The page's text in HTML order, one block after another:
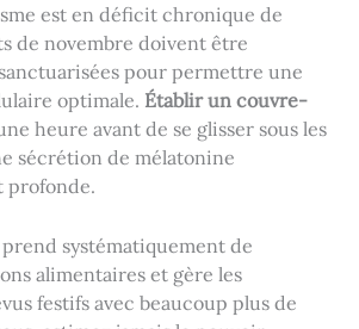
est en déficit chronique de
de novembre doivent être
pour permettre une
optimale. Établir un couvre-
heure avant de se glisser sous les
sécrétion de mélatonine
systématiquement de
alimentaires et gère les
festifs avec beaucoup plus de